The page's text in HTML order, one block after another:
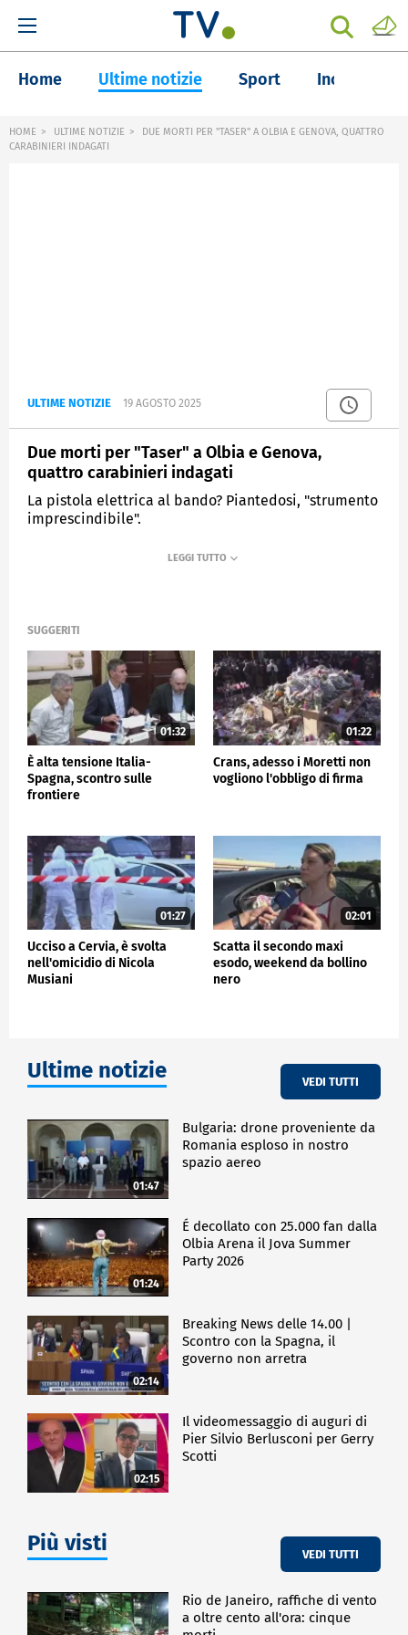
Home Ultime notizie Sport Inchieste
HOME ULTIME NOTIZIE
DUE MORTI PER "TASER" A OLBIA E GENOVA, QUATTRO
CARABINIERI INDAGATI
ULTIME NOTIZIE 19 AGOSTO 2025
Due morti per "Taser" a Olbia e Genova,
quattro carabinieri indagati
La pistola elettrica al bando? Piantedosi, "strumento
imprescindibile".
SUGGERITI
01:32
È alta tensione Italia-
Spagna, scontro sulle
frontiere
01:22
Crans, adesso i Moretti non
vogliono l'obbligo di firma
01:27
Ucciso a Cervia, è svolta
nell'omicidio di Nicola
Musiani
02:01
Scatta il secondo maxi
esodo, weekend da bollino
nero
Ultime notizie VEDI TUTTI
01:47
Bulgaria: drone proveniente da
Romania esploso in nostro
spazio aereo
01:24
É decollato con 25.000 fan dalla
Olbia Arena il Jova Summer
Party 2026
02:14
Breaking News delle 14.00 |
Scontro con la Spagna, il
governo non arretra
02:15
Il videomessaggio di auguri di
Pier Silvio Berlusconi per Gerry
Scotti
Più visti VEDI TUTTI
Rio de Janeiro, raffiche di vento
a oltre cento all'ora: cinque